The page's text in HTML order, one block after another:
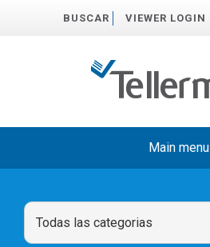
BUSCAR VIEWER LOGIN
Main menu